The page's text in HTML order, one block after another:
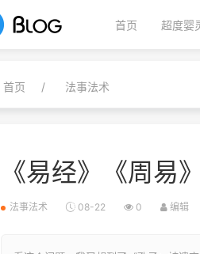
首页 超度婴
首页 法事法术
《易经》《周易
法事法术 08-22 0 编辑